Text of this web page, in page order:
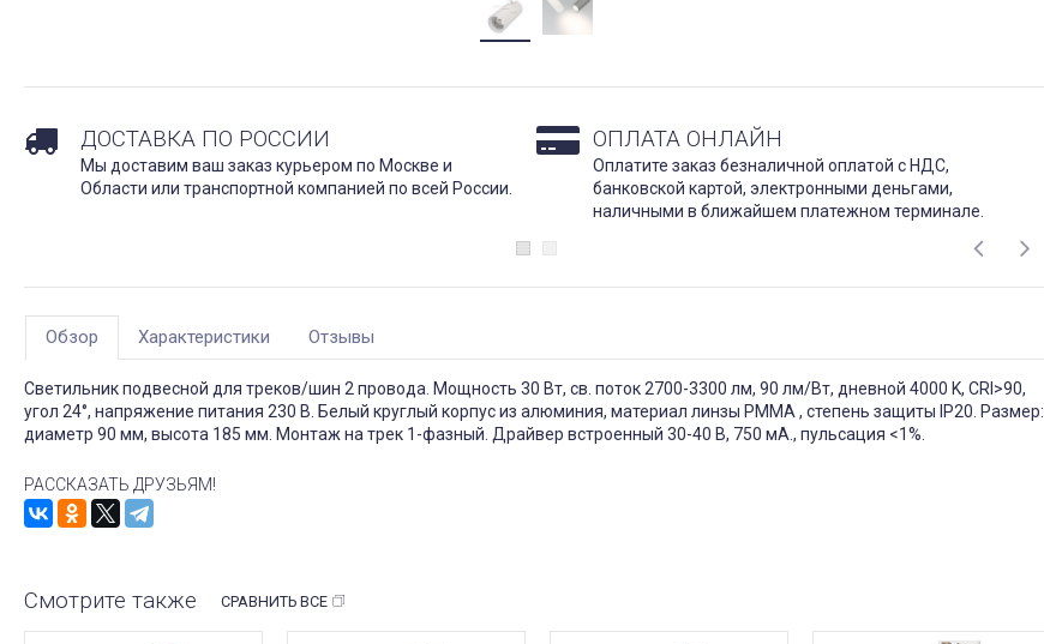
ДОСТАВКА ПО РОССИИ
Мы доставим ваш заказ курьером по Москве и
Области или транспортной компанией по всей России.
ОПЛАТА ОНЛАЙН
Оплатите заказ безналичной оплатой с НДС,
банковской картой, электронными деньгами,
наличными в ближайшем платежном терминале.
Обзор Характеристики Отзывы
Светильник подвесной для треков/шин 2 провода. Мощность 30 Вт, св. поток 2700-3300 лм, 90 лм/Вт, дневной 4000 K, CRI>90,
угол 24°, напряжение питания 230 В. Белый круглый корпус из алюминия, материал линзы PMMA , степень защиты IP20. Размер:
диаметр 90 мм, высота 185 мм. Монтаж на трек 1-фазный. Драйвер встроенный 30-40 В, 750 мА., пульсация <1%.
РАССКАЗАТЬ ДРУЗЬЯМ!
Смотрите также СРАВНИТЬ ВСЕ